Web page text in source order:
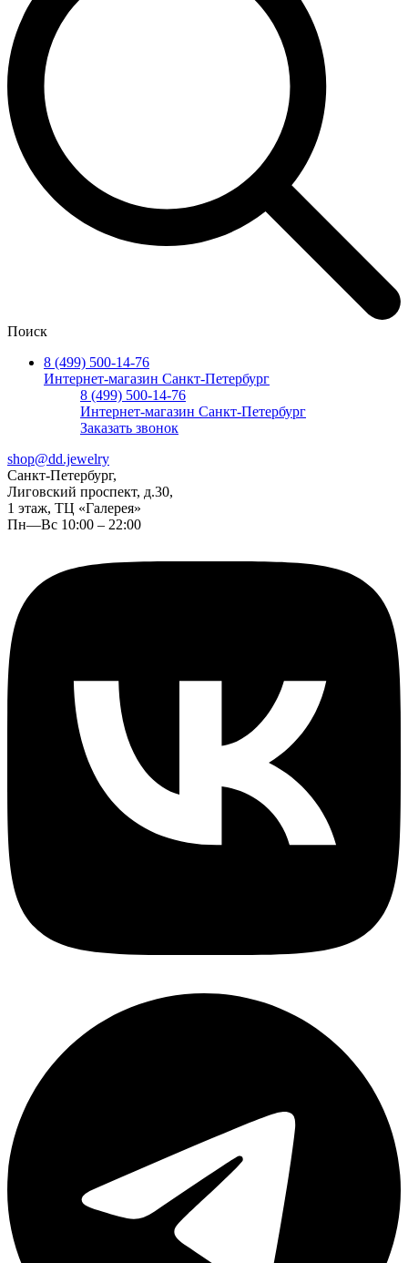
Поиск
8 (499) 500-14-76
Интернет-магазин Санкт-Петербург
8 (499) 500-14-76
Интернет-магазин Санкт-Петербург
Заказать звонок
shop@dd.jewelry
Санкт-Петербург,
Лиговский проспект, д.30,
1 этаж, ТЦ «Галерея»
Пн—Вс 10:00 – 22:00